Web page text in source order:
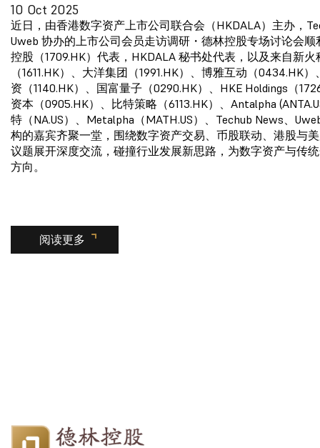
10 Oct 2025
近日，由香港数字资产上市公司联合会（HKDALA）主办，
Uweb 协办的上市公司会员走访调研・德林控股专场讨论会顺
控股（1709.HK）代表，HKDALA 秘书处代表，以及来自新火
（1611.HK）、大洋集团（1991.HK）、博雅互动（0434.HK
资（1140.HK）、国富量子（0290.HK）、HKE Holdings（
资本（0905.HK）、比特策略（6113.HK）、Antalpha
特（NA.US）、Metalpha（MATH.US）、Techub News、
构的嘉宾齐聚一堂，围绕数字资产交易、币股联动、港股与
议题展开深度交流，碰撞行业发展新思路，为数字资产与传
方向。
阅读更多